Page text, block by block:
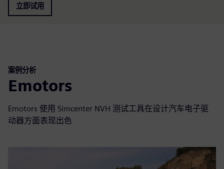
立即试用
案例分析
Emotors
Emotors 使用 Simcenter NVH 测试工具在设计汽车电子驱
动器方面表现出色